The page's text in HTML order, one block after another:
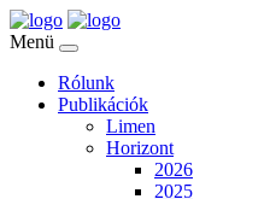
Menü
Rólunk
Publikációk
Limen
Horizont
2026
2025